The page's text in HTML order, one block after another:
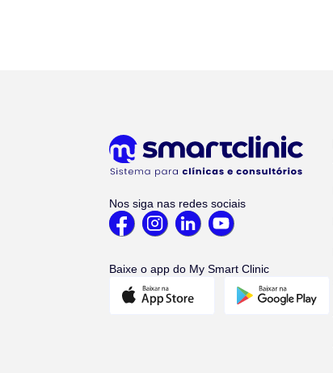
Nos siga nas redes sociais
Baixe o app do My Smart Clinic